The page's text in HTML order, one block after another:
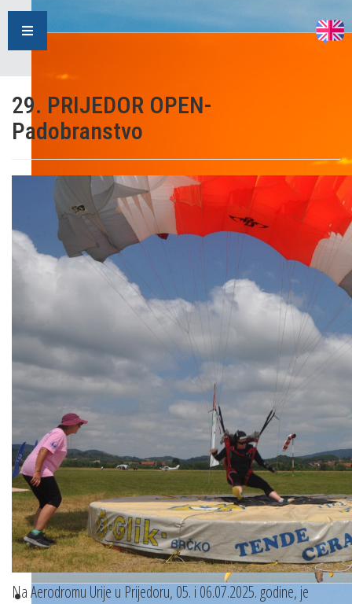
29. PRIJEDOR OPEN-
Padobranstvo
Na Aerodromu Urije u Prijedoru, 05. i 06.07.2025. godine, je